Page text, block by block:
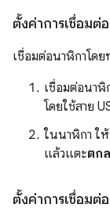
ตั้งค่าการเชื่อมต่
เชื่อมต่อนาฬิกาโด
เชื่อมต่อนา
โดยใช้สาย
ในนาฬิกา ใ
แล้วแตะตก
ตั้งค่าการเชื่อมต่